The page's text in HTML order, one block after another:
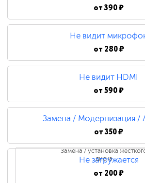
от390 ₽
Не видит
от 280 ₽
Не видит HDMI
от590 ₽
Замена / Модернизация /
от350 ₽
Замена / установка
диска
Не загружается
от 200 ₽